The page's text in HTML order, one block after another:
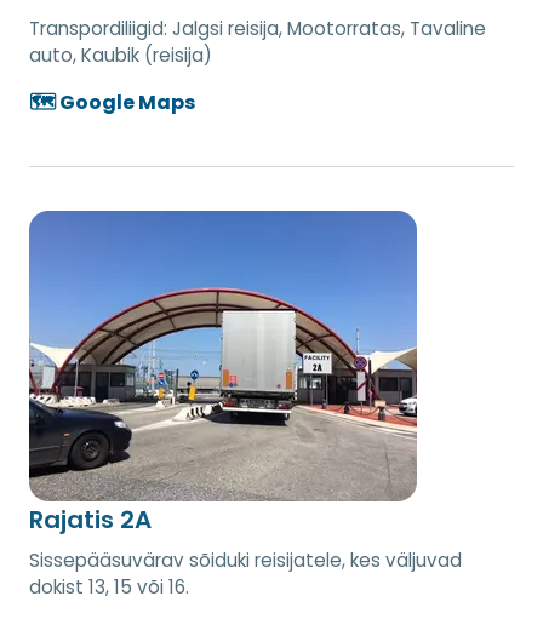
Transpordiliigid: Jalgsi reisija, Mootorratas, Tavaline
auto, Kaubik (reisija)
🗺️ Google Maps
Rajatis 2A
Sissepääsuvärav sõiduki reisijatele, kes väljuvad
dokist 13, 15 või 16.